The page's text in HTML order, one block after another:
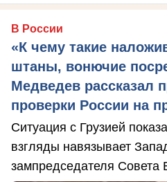
В России
«К чему такие
штаны, вонючие
Медведев рассказал
проверки России на
Ситуация с Грузией
взгляды навязывает
зампредседателя Совета